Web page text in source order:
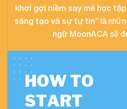
khơi gợi niềm say mê học
sáng tạo và sự tự tin” là
ngữ MoonACA sẽ